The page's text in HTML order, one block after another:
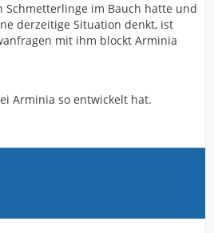
Schmetterlinge im Bauch hatte und
derzeitige Situation denkt, ist
mit ihm blockt Arminia
Arminia so entwickelt hat.